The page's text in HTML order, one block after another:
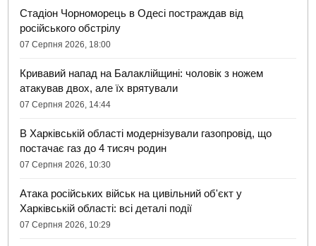
Стадіон Чорноморець в Одесі постраждав від
російського обстрілу
07 Серпня 2026, 18:00
Кривавий напад на Балаклійщині: чоловік з ножем
атакував двох, але їх врятували
07 Серпня 2026, 14:44
В Харківській області модернізували газопровід, що
постачає газ до 4 тисяч родин
07 Серпня 2026, 10:30
Атака російських військ на цивільний об'єкт у
Харківській області: всі деталі події
07 Серпня 2026, 10:29